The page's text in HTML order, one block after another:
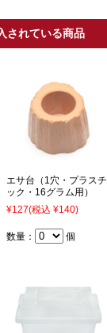
されている商品
エサ台（1穴・プラスチ
ック・16グラム用）
¥127(税込 ¥140)
数量： 個